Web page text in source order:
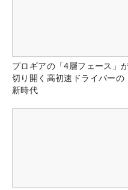
プロギアの「4層フェース」
切り開く高初速ドライバーの
新時代